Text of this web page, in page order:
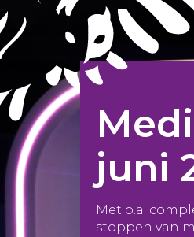
juni
Met o.a.
stoppen van